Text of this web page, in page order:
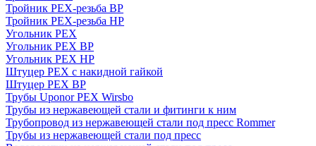
Тройник PEX-резьба ВР
Тройник PEX-резьба НР
Угольник PEX
Угольник PEX ВР
Угольник PEX НР
Штуцер PEX c накидной гайкой
Штуцер PEX ВР
Трубы Uponor PEX Wirsbo
Трубы из нержавеющей стали и фитинги к ним
Трубопровод из нержавеющей стали под пресс Rommer
Трубы из нержавеющей стали под пресс